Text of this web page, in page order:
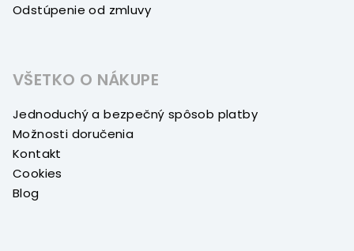
Odstúpenie od zmluvy
VŠETKO O NÁKUPE
Jednoduchý a bezpečný spôsob platby
Možnosti doručenia
Kontakt
Cookies
Blog